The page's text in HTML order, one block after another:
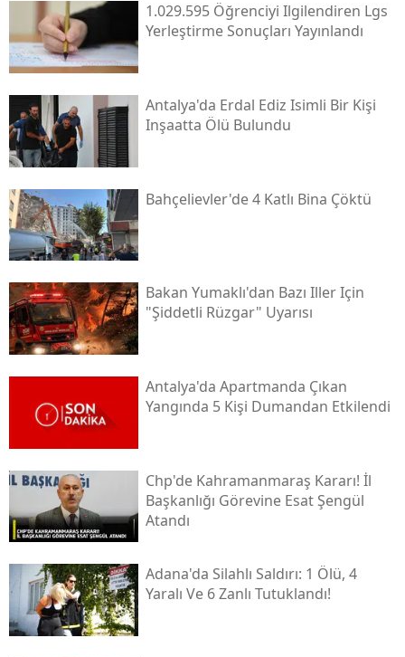
1.029.595 Öğrenciyi Ilgilendiren Lgs
Yerleştirme Sonuçları Yayınlandı
Antalya'da Erdal Ediz Isimli Bir Kişi
Inşaatta Ölü Bulundu
Bahçelievler'de 4 Katlı Bina Çöktü
Bakan Yumaklı'dan Bazı Iller Için
"şiddetli Rüzgar" Uyarısı
Antalya'da Apartmanda Çıkan
Yangında 5 Kişi Dumandan Etkilendi
Chp'de Kahramanmaraş Kararı! İl
Başkanlığı Görevine Esat Şengül
Atandı
Adana'da Silahlı Saldırı: 1 Ölü, 4
Yaralı Ve 6 Zanlı Tutuklandı!